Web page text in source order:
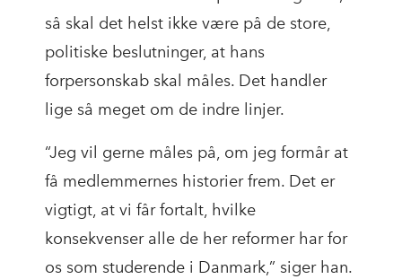
så skal det helst ikke være på de store,
politiske beslutninger, at hans
forpersonskab skal måles. Det handler
lige så meget om de indre linjer.
“Jeg vil gerne måles på, om jeg formår at
få medlemmernes historier frem. Det er
vigtigt, at vi får fortalt, hvilke
konsekvenser alle de her reformer har for
os som studerende i Danmark,” siger han.